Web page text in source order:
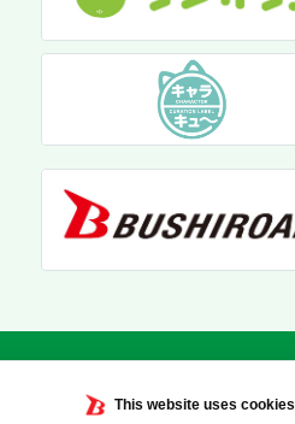
This website uses cookies